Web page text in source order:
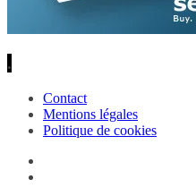
.
Contact
Mentions légales
Politique de cookies